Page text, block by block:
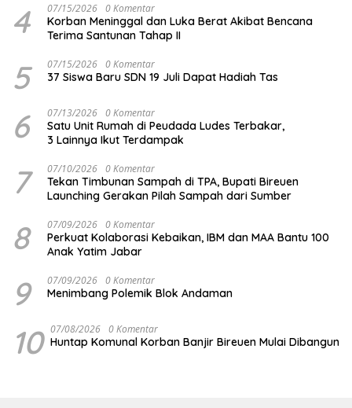
4 07/15/2026 0 Komentar
Korban Meninggal dan Luka Berat Akibat Bencana
Terima Santunan Tahap II
5 07/15/2026 0 Komentar
37 Siswa Baru SDN 19 Juli Dapat Hadiah Tas
6 07/13/2026 0 Komentar
Satu Unit Rumah di Peudada Ludes Terbakar,
3 Lainnya Ikut Terdampak
7 07/10/2026 0 Komentar
Tekan Timbunan Sampah di TPA, Bupati Bireuen
Launching Gerakan Pilah Sampah dari Sumber
8 07/09/2026 0 Komentar
Perkuat Kolaborasi Kebaikan, IBM dan MAA Bantu 100
Anak Yatim Jabar
9 07/09/2026 0 Komentar
Menimbang Polemik Blok Andaman
10 07/08/2026 0 Komentar
Huntap Komunal Korban Banjir Bireuen Mulai Dibangun